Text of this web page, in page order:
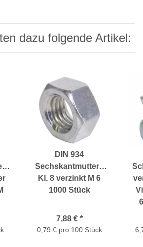
dazu folgende Artikel:
DIN 934
Sechskantmuttern
Kl. 8 verzinkt M 6
1000 Stück
7,88 € *
0,79 € pro 100 Stück